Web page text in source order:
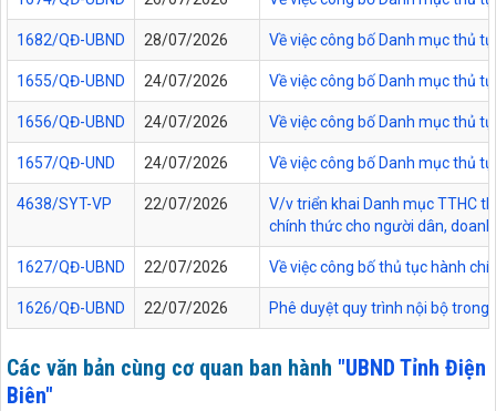
1682/QĐ-UBND 28/07/2026 Về việc công bố Danh mục thủ
1655/QĐ-UBND 24/07/2026 Về việc công bố Danh mục thủ
1656/QĐ-UBND 24/07/2026 Về việc công bố Danh mục thủ
1657/QĐ-UND 24/07/2026 Về việc công bố Danh mục thủ
4638/SYT-VP 22/07/2026
V/v triển khai Danh mục TTHC
chính thức cho người dân,
1627/QĐ-UBND 22/07/2026 Về việc công bố thủ tục hành
1626/QĐ-UBND 22/07/2026 Phê duyệt quy trình nội bộ trong
Các văn bản cùng cơ quan ban hành "UBND Tỉnh Điện
Biên"